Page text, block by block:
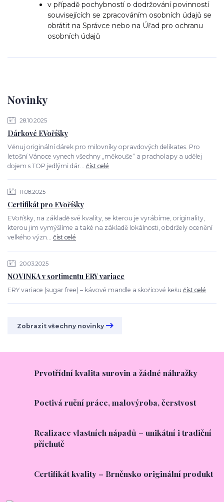
Novinky
28.10.2025
Dárkové EVoříšky
Věnuj originální dárek pro milovníky opravdových delikates. Pro
letošní Vánoce vynech všechny „měkouše“ a pracholapy a udělej
dojem s TOP jedlými dár... číst celé
11.08.2025
Certifikát pro EVoříšky
EVoříšky, na základě své kvality, se kterou je vyrábíme, originality,
kterou jim vymýšlíme a také na základě lokálnosti, obdržely ocenění
velkého význ... číst celé
20.03.2025
NOVINKA v sortimentu ERY variace
ERY variace (sugar free) – kávové mandle a skořicové kešu číst celé
Zobrazit všechny novinky
v případě pochybností o dodržování povinností
souvisejících se zpracováním osobních údajů se
obrátit na Správce nebo na Úřad pro ochranu
osobních údajů
Prvotřídní kvalita surovin a žádné náhražky
Poctivá ruční práce, malovýroba, čerstvost
Realizace vlastních nápadů – unikátní i tradiční
příchutě
Certifikát kvality – Brněnsko originální produkt